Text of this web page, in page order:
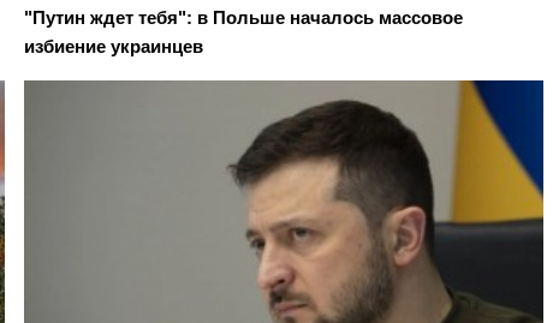
"Путин ждет тебя": в Польше началось массовое
избиение украинцев